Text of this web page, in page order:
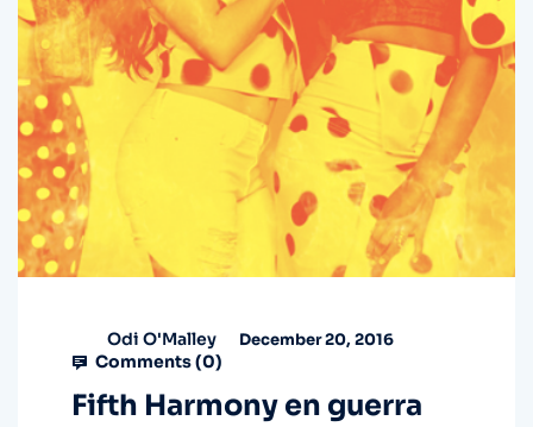
Odi O'Malley December 20, 2016
Comments (0)
Fifth Harmony en guerra